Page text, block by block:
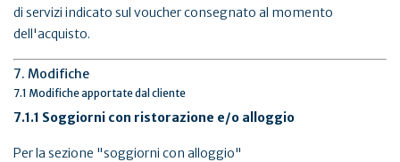
di servizi indicato sul voucher consegnato al momento
dell'acquisto.
7. Modifiche
7.1 Modifiche apportate dal cliente
7.1.1 Soggiorni con ristorazione e/o alloggio
Per la sezione "soggiorni con alloggio"